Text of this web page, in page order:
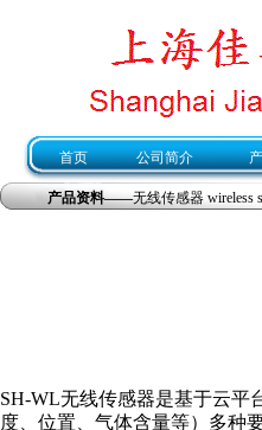
首页 公司简介
产品资料——无线传感器 wireless
SH-WL无线传感器是基于云平
度、位置、气体含量等）多种